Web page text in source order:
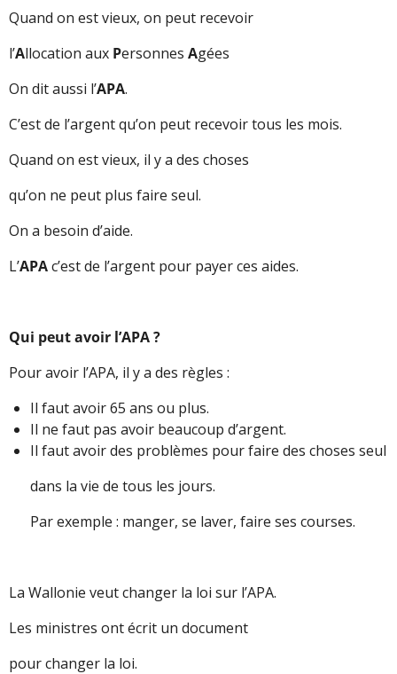
Quand on est vieux, on peut recevoir
l’Allocation aux Personnes Agées
On dit aussi l’APA.
C’est de l’argent qu’on peut recevoir tous les mois.
Quand on est vieux, il y a des choses
qu’on ne peut plus faire seul.
On a besoin d’aide.
L’APAc’est de l’argent pour payer ces aides.
Qui peut avoir l’APA ?
Pour avoir l’APA, il y a des règles :
Il faut avoir 65 ans ou plus.
Il ne faut pas avoir beaucoup d’argent.
Il faut avoir des problèmes pour faire des choses seul
dans la vie de tous les jours.
Par exemple : manger, se laver, faire ses courses.
La Wallonie veut changer la loi sur l’APA.
Les ministres ont écrit un document
pour changer la loi.